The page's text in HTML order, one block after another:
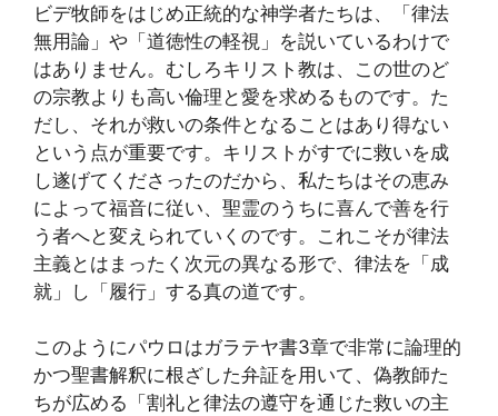
ビデ牧師をはじめ正統的な神学者たちは、「律法
無用論」や「道徳性の軽視」を説いているわけで
はありません。むしろキリスト教は、この世のど
の宗教よりも高い倫理と愛を求めるものです。た
だし、それが救いの条件となることはあり得ない
という点が重要です。キリストがすでに救いを成
し遂げてくださったのだから、私たちはその恵み
によって福音に従い、聖霊のうちに喜んで善を行
う者へと変えられていくのです。これこそが律法
主義とはまったく次元の異なる形で、律法を「成
就」し「履行」する真の道です。
このようにパウロはガラテヤ書3章で非常に論理的
かつ聖書解釈に根ざした弁証を用いて、偽教師た
ちが広める「割礼と律法の遵守を通じた救いの主